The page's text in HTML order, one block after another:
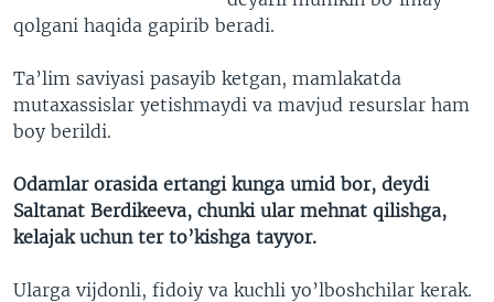
qolgani haqida gapirib beradi.
Ta’lim saviyasi pasayib ketgan, mamlakatda
mutaxassislar yetishmaydi va mavjud resurslar ham
boy berildi.
Odamlar orasida ertangi kunga umid bor, deydi
Saltanat Berdikeeva, chunki ular mehnat qilishga,
kelajak uchun ter to’kishga tayyor.
Ularga vijdonli, fidoiy va kuchli yo’lboshchilar kerak.